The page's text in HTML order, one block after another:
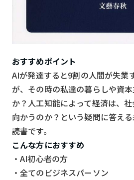
おすすめポイント
AIが発達すると9割の人間が失業
が、その時の私達の暮らしや資
か？人工知能によって経済は、
向かうのか？という疑問に答え
読書です。
こんな方におすすめ
・AI初心者の方
・全てのビジネスパーソン